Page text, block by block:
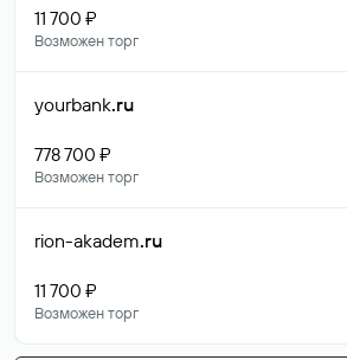
11 700 ₽
Возможен торг
yourbank.ru
778 700 ₽
Возможен торг
rion-akadem.ru
11 700 ₽
Возможен торг